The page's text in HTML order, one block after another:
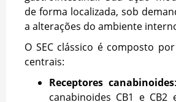
de forma localizada, sob
a alterações do ambiente
O SEC clássico é composto
centrais:
Receptores canabinoides
canabinoides CB1 e CB2